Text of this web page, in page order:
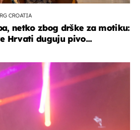
CROATIA
netko zbog drške za motiku:
Hrvati duguju pivo...